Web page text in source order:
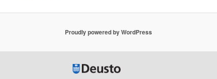
Proudly powered by WordPress